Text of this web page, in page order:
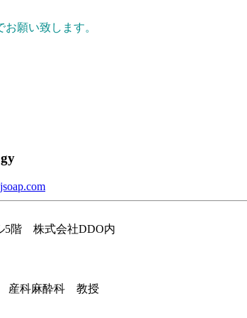
願い致します。
株式会社DDO内
科麻酔科 教授